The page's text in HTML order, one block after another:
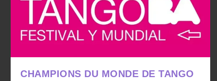
CHAMPIONS DU MONDE DE TANGO